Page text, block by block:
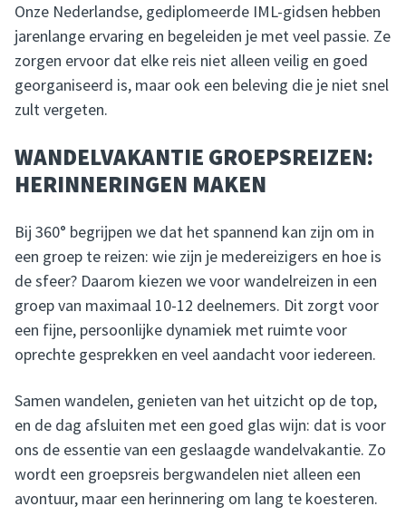
Onze Nederlandse, gediplomeerde IML-gidsen hebben
jarenlange ervaring en begeleiden je met veel passie. Ze
zorgen ervoor dat elke reis niet alleen veilig en goed
georganiseerd is, maar ook een beleving die je niet snel
zult vergeten.
WANDELVAKANTIE GROEPSREIZEN:
HERINNERINGEN MAKEN
Bij 360° begrijpen we dat het spannend kan zijn om in
een groep te reizen: wie zijn je medereizigers en hoe is
de sfeer? Daarom kiezen we voor wandelreizen in een
groep van maximaal 10-12 deelnemers. Dit zorgt voor
een fijne, persoonlijke dynamiek met ruimte voor
oprechte gesprekken en veel aandacht voor iedereen.
Samen wandelen, genieten van het uitzicht op de top,
en de dag afsluiten met een goed glas wijn: dat is voor
ons de essentie van een geslaagde wandelvakantie. Zo
wordt een groepsreis bergwandelen niet alleen een
avontuur, maar een herinnering om lang te koesteren.